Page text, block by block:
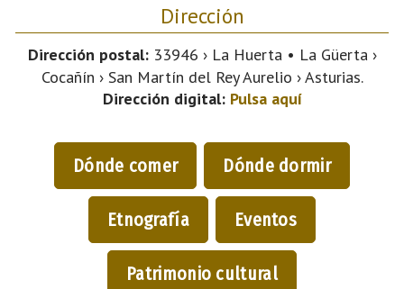
Dirección
Dirección postal:33946 › La Huerta • La Güerta ›
Cocañín › San Martín del Rey Aurelio › Asturias.
Dirección digital: Pulsa aquí
Dónde comer Dónde dormir
Etnografía Eventos
Patrimonio cultural